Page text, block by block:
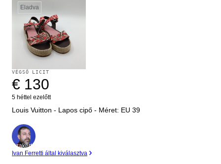
Eladva
VÉGSŐ LICIT
€ 130
5 héttel ezelőtt
Louis Vuitton - Lapos cipő - Méret: EU 39
Szakértő
Ivan Ferretti által kiválasztva